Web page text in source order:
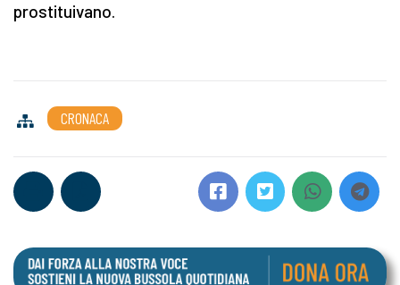
prostituivano.
CRONACA